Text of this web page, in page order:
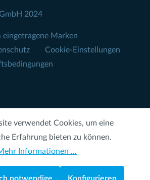
2024
eingetragene Marken
Cookie-Einstellungen
verwendet Cookies, um eine
Erfahrung bieten zu können.
Informationen ...